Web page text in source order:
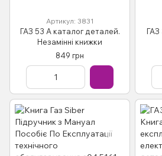
Артикул: 3831
ГАЗ 53 А каталог деталей.
Незамінні книжки
849 грн
ГАЗ